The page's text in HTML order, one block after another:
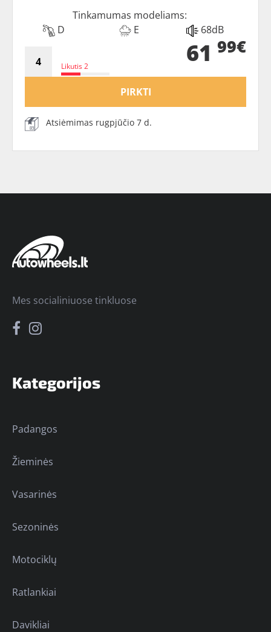
Tinkamumas modeliams:
D
E 68dB
Likutis 2 61 99€
PIRKTI
Atsiėmimas rugpjūčio 7 d.
Kategorijos
Padangos
Žieminės
Vasarinės
Sezoninės
Motociklų
Ratlankiai
Davikliai
Mes socialiniuose tinkluose